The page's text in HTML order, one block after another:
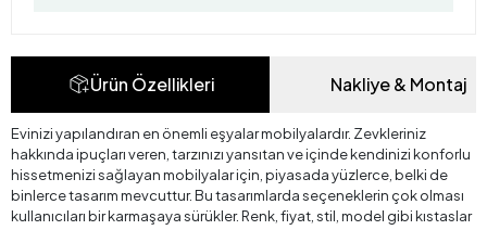
Ürün Özellikleri Nakliye & Montaj
Evinizi yapılandıran en önemli eşyalar mobilyalardır. Zevkleriniz
hakkında ipuçları veren, tarzınızı yansıtan ve içinde kendinizi konforlu
hissetmenizi sağlayan mobilyalar için, piyasada yüzlerce, belki de
binlerce tasarım mevcuttur. Bu tasarımlarda seçeneklerin çok olması
kullanıcıları bir karmaşaya sürükler. Renk, fiyat, stil, model gibi kıstaslar